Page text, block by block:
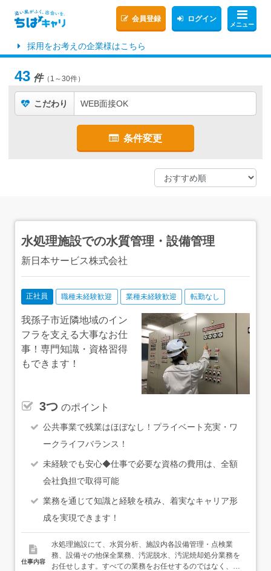
メニュー
会員登録 ログイン
採用をお考えの企業様はこちら
43 件（1～30件）
こだわり WEB面接OK
条件変更
水処理施設での水質管理・設備管理
新日本サービス株式会社
正社員 職種未経験歓迎 業種未経験歓迎 転勤なし
我孫子市近隣地域のイン
フラを支える大事なお仕
事！専門知識・資格習得
もできます！
3つ のポイント
公共事業で残業はほぼなし！プライベート充実・ワ
ークライフバランス！
未経験でも安心◆仕事で必要な資格の費用は、全額
会社負担で取得可能
業務を通じて知識と経験を積み、着実なキャリア形
成を実現できます！
仕事内容
水処理施設にて、水質分析、施設内各設備管理・点検業
務、設備その他保全業務、汚泥脱水、汚泥焼却処分業務を
お任せします。すべての業務をお任せするのではなく、上